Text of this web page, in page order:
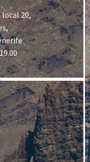
20,